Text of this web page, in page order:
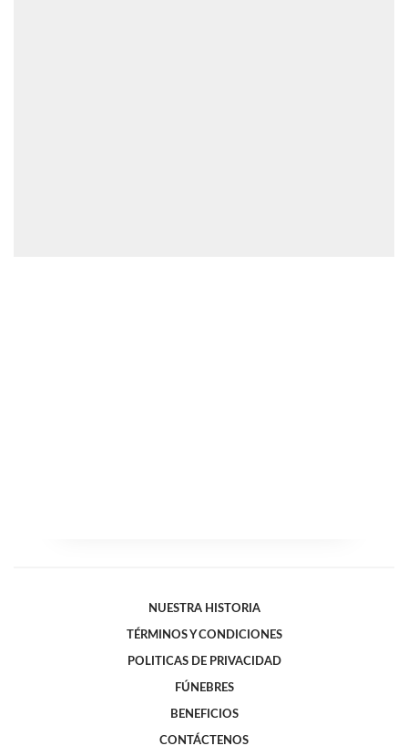
NUESTRA HISTORIA
TÉRMINOS Y CONDICIONES
POLITICAS DE PRIVACIDAD
FÚNEBRES
BENEFICIOS
CONTÁCTENOS